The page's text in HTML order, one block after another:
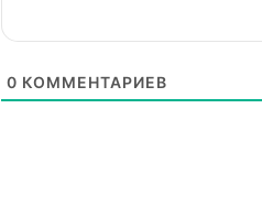
0 КОММЕНТАРИЕВ